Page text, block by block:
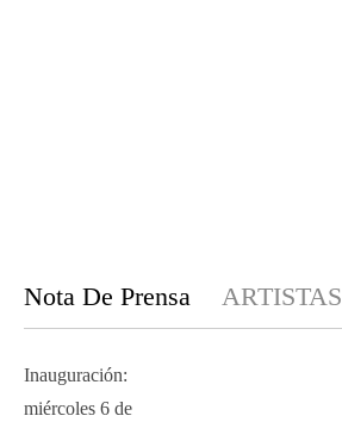
Nota De Prensa ARTISTAS
Inauguración:
miércoles 6 de